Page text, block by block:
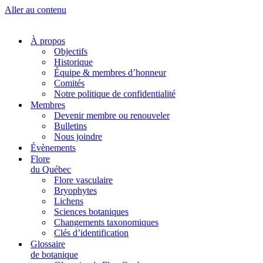
Aller au contenu
À propos
Objectifs
Historique
Équipe & membres d’honneur
Comités
Notre politique de confidentialité
Membres
Devenir membre ou renouveler
Bulletins
Nous joindre
Évènements
Flore
du Québec
Flore vasculaire
Bryophytes
Lichens
Sciences botaniques
Changements taxonomiques
Clés d’identification
Glossaire
de botanique